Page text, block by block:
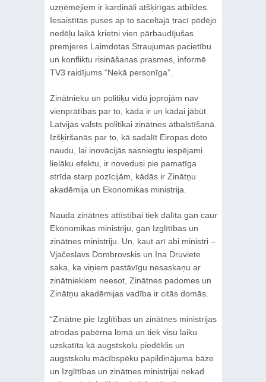
uzņēmējiem ir kardināli atšķirīgas atbildes.
Iesaistītās puses ap to saceltajā tracī pēdējo
nedēļu laikā krietni vien pārbaudījušas
premjeres Laimdotas Straujumas pacietību
un konfliktu risināšanas prasmes, informē
TV3 raidījums “Nekā personīga”.
Zinātnieku un politiķu vidū joprojām nav
vienprātības par to, kāda ir un kādai jābūt
Latvijas valsts politikai zinātnes atbalstīšanā.
Izšķiršanās par to, kā sadalīt Eiropas doto
naudu, lai inovācijās sasniegtu iespējami
lielāku efektu, ir novedusi pie pamatīga
strīda starp pozīcijām, kādās ir Zinātņu
akadēmija un Ekonomikas ministrija.
Nauda zinātnes attīstībai tiek dalīta gan caur
Ekonomikas ministriju, gan Izglītības un
zinātnes ministriju. Un, kaut arī abi ministri –
Vjačeslavs Dombrovskis un Ina Druviete
saka, ka viņiem pastāvīgu nesaskaņu ar
zinātniekiem neesot, Zinātnes padomes un
Zinātņu akadēmijas vadība ir citās domās.
“Zinātne pie Izglītības un zinātnes ministrijas
atrodas pabērna lomā un tiek visu laiku
uzskatīta kā augstskolu piedēklis un
augstskolu mācībspēku papildinājuma bāze
un Izglītības un zinātnes ministrijai nekad